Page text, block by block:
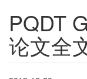
PQDT
论文全